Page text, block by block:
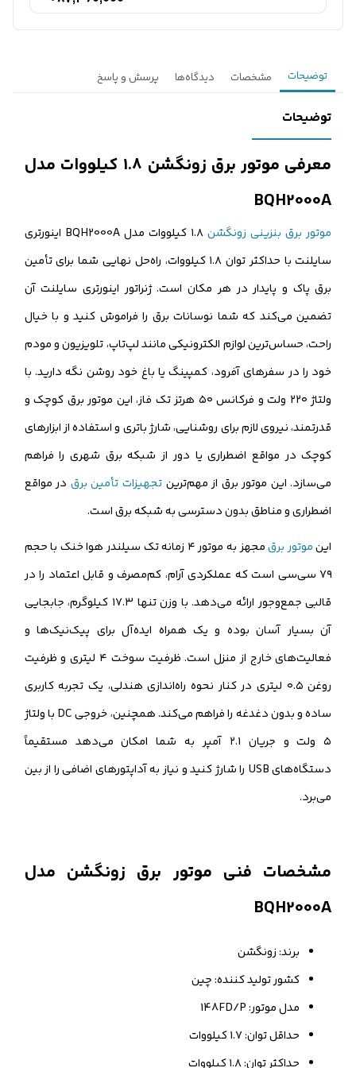
توضیحات مشخصات دیدگاه‌ها پرسش و پاسخ
توضیحات
معرفی موتور برق زونگشن ۱.۸ کیلووات مدل
BQH2000A
موتور برق بنزینی زونگشن
۱.۸ کیلووات مدل BQH2000A اینورتری
سایلنت با حداکثر توان ۱.۸ کیلووات، راه‌حل نهایی شما برای تأمین
برق پاک و پایدار در هر مکان است. ژنراتور اینورتری سایلنت آن
تضمین می‌کند که شما نوسانات برق را فراموش کنید و با خیال
راحت، حساس‌ترین لوازم الکترونیکی مانند لپ‌تاپ، تلویزیون و مودم
خود را در سفرهای آفرود، کمپینگ یا باغ خود روشن نگه دارید. با
ولتاژ ۲۲۰ ولت و فرکانس ۵۰ هرتز تک فاز، این موتور برق کوچک و
قدرتمند، نیروی لازم برای روشنایی، شارژ باتری و استفاده از ابزارهای
کوچک در مواقع اضطراری یا دور از شبکه برق شهری را فراهم
می‌سازد. این موتور برق از مهم‌ترینتجهیزات تأمین برق در مواقع
اضطراری و مناطق بدون دسترسی به شبکه برق است.
اینموتور برق
مجهز به موتور ۴ زمانه تک سیلندر هوا خنک با حجم
۷۹ سی‌سی است که عملکردی آرام، کم‌مصرف و قابل اعتماد را در
قالبی جمع‌وجور ارائه می‌دهد. با وزن تنها ۱۷.۳ کیلوگرم، جابجایی
آن بسیار آسان بوده و یک همراه ایده‌آل برای پیک‌نیک‌ها و
فعالیت‌های خارج از منزل است. ظرفیت سوخت ۴ لیتری و ظرفیت
روغن ۰.۵ لیتری در کنار نحوه راه‌اندازی هندلی، یک تجربه کاربری
ساده و بدون دغدغه را فراهم می‌کند. همچنین، خروجی DC با ولتاژ
۵ ولت و جریان ۲.۱ آمپر به شما امکان می‌دهد مستقیماً
دستگاه‌های USB را شارژ کنید و نیاز به آداپتورهای اضافی را از بین
می‌برد.
مشخصات فنی موتور برق زونگشن مدل
BQH2000A
برند: زونگشن
کشور تولید کننده: چین
مدل موتور: 148FD/P
حداقل توان: ۱.۷ کیلووات
حداکثر توان: ۱.۸ کیلووات